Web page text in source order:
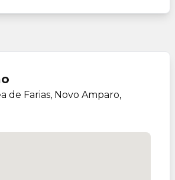
de Farias, Novo Amparo,